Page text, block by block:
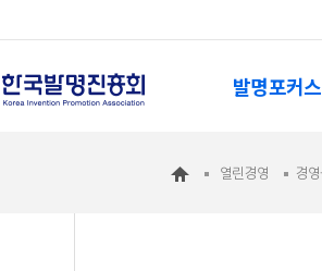
발명포커스
열린경영 경